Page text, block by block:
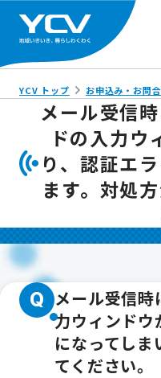
YCV トップ お申込み・お問
メール受信
ドの入力ウ
り、認証エ
ます。対処
Q メール受信
力ウィンドウ
になってしま
てください。